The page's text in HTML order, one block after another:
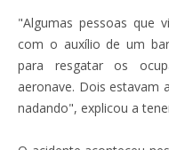
"Algumas pessoas que
com o auxílio de um
para resgatar os
aeronave. Dois estavam
nadando", explicou a